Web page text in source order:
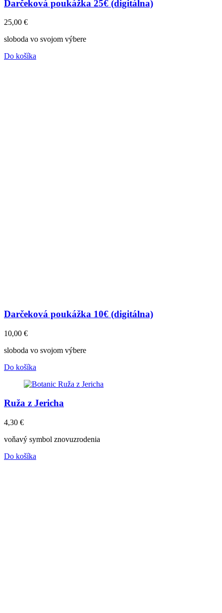
Darčeková poukážka 25€ (digitálna)
25,00 €
sloboda vo svojom výbere
Do košíka
Darčeková poukážka 10€ (digitálna)
10,00 €
sloboda vo svojom výbere
Do košíka
Ruža z Jericha
4,30 €
voňavý symbol znovuzrodenia
Do košíka